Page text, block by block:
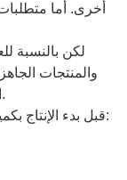
أخرى. أما
لكن بالنسبة
والمنتجات
الإلكترونية، فإن التغليف جزء من تجربة المنتج.
قبل بدء الإنتاج بكميات كبيرة، يجب على المشترين التأكد مما يلي: